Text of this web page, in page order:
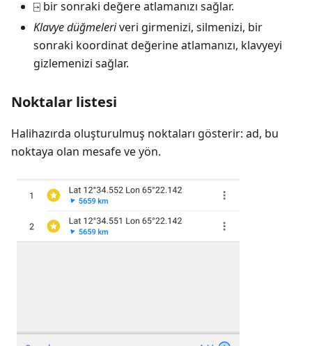
⍈ bir sonraki değere atlamanızı sağlar.
Klavye düğmeleriveri girmenizi, silmenizi, bir
sonraki koordinat değerine atlamanızı, klavyeyi
gizlemenizi sağlar.
Noktalar listesi
Halihazırda oluşturulmuş noktaları gösterir: ad, bu
noktaya olan mesafe ve yön.